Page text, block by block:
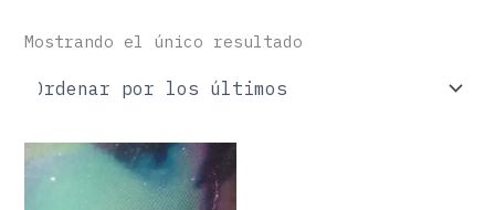
Mostrando el único resultado